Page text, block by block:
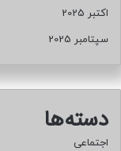
اکتبر 2025
سپتامبر 2025
دسته‌ها
اجتماعی